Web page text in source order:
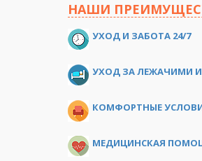
НАШИ
УХОД И ЗАБОТА 24/7
УХОД ЗА ЛЕЖАЧИМИ
КОМФОРТНЫЕ
МЕДИЦИНСКАЯ